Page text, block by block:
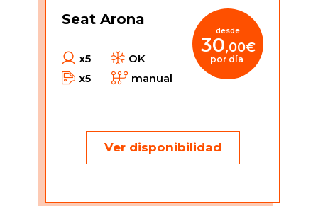
Seat Arona
x5
OK
x5
manual
desde
30,00€
por día
Ver disponibilidad